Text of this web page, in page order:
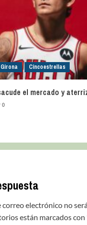
Cincoestrellas
el mercado y
0
correo electrónico no
están marcados con